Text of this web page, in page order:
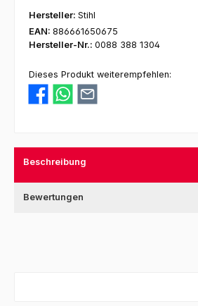
Hersteller: Stihl
EAN: 886661650675
Hersteller-Nr.: 0088 388 1304
Dieses Produkt weiterempfehlen:
Beschreibung
Bewertungen